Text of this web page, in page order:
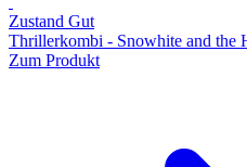
Zustand Gut
Thrillerkombi - Snowhite and the
Zum Produkt